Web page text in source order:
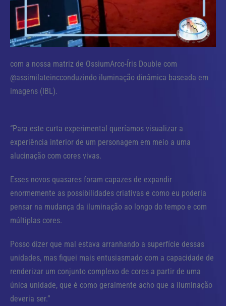
com a nossa matriz de OssiumArco-Íris Double com
@assimilateincconduzindo iluminação dinâmica baseada em
imagens (IBL).
“Para este curta experimental queríamos visualizar a
experiência interior de um personagem em meio a uma
alucinação com cores vivas.
Esses novos quasares foram capazes de expandir
enormemente as possibilidades criativas e como eu poderia
pensar na mudança da iluminação ao longo do tempo e com
múltiplas cores.
Posso dizer que mal estava arranhando a superfície dessas
unidades, mas fiquei mais entusiasmado com a capacidade de
renderizar um conjunto complexo de cores a partir de uma
única unidade, que é como geralmente acho que a iluminação
deveria ser.”